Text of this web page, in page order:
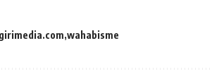
wahabisme